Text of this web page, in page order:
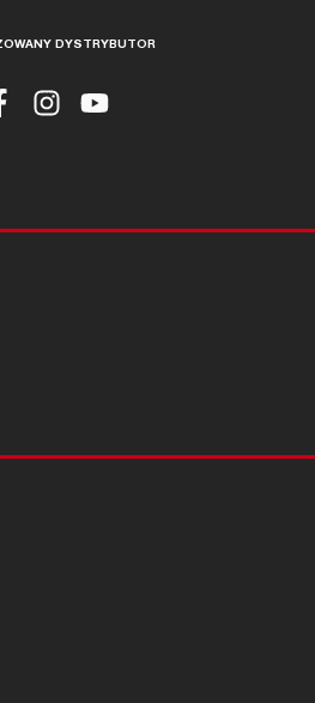
DYSTRYBUTOR